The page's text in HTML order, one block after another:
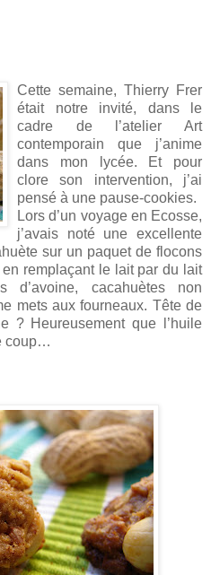
Cette semaine, Thierry Frer
était notre invité, dans le
cadre de l’atelier Art
contemporain que j’anime
dans mon lycée. Et pour
clore son intervention, j’ai
pensé à une pause-cookies.
Lors d’un voyage en Ecosse,
j’avais noté une excellente
sur un paquet de flocons
remplaçant le lait par du lait
d’avoine, cacahuètes non
mets aux fourneaux. Tête de
? Heureusement que l’huile
coup…